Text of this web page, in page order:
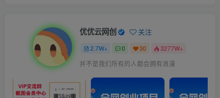
优优云网创 关注
2.7W+ 0 30 3277W+
并不是我们所有的人都会拥有浪漫